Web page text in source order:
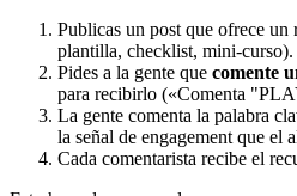
Publicas un post que ofrece un
plantilla, checklist, mini-curso).
Pides a la gente que comente
para recibirlo («Comenta
La gente comenta la palabra
la señal de engagement que el
Cada comentarista recibe el